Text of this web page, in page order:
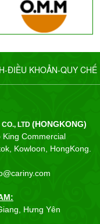
ĐIỀU KHOẢN-QUY CHẾ
LTD (HONGKONG)
Commercial
Kowloon, HongKong.
Hưng Yên